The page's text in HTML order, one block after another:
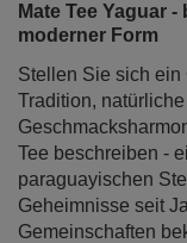
Mate Tee Yaguar
moderner Form
Stellen Sie sich ein
Tradition,
Tee beschreiben -
paraguayischen
Geheimnisse seit
Gemeinschaften